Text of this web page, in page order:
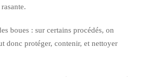
boues : sur certains procédés, on
donc protéger, contenir, et nettoyer